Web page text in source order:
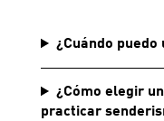
¿Cuándo
¿Cómo elegir
practicar